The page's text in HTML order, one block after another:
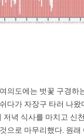
의도에는 벗꽃 구경
다가 자장구 타러 나
저녁 식사를 마치고 신
으로 마무리했다. 원